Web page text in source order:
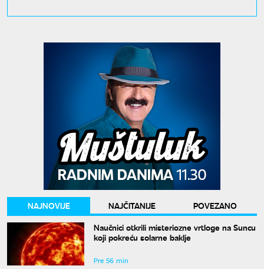
NAJNOVIJE NAJČITANIJE
POVEZANO
Naučnici otkrili misteriozne vrtloge na Suncu
koji pokreću solarne baklje
Pre 56 min